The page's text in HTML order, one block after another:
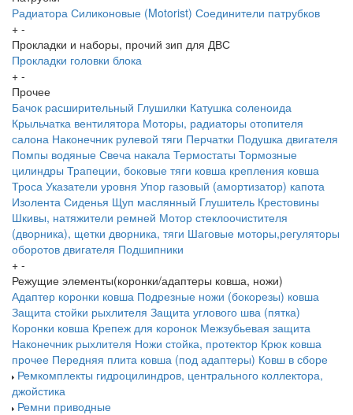
Радиатора Силиконовые (Motorist) Соединители патрубков
+ -
Прокладки и наборы, прочий зип для ДВС
Прокладки головки блока
+ -
Прочее
Бачок расширительный Глушилки Катушка соленоида
Крыльчатка вентилятора Моторы, радиаторы отопителя
салона Наконечник рулевой тяги Перчатки Подушка двигателя
Помпы водяные Свеча накала Термостаты Тормозные
цилиндры Трапеции, боковые тяги ковша крепления ковша
Троса Указатели уровня Упор газовый (амортизатор) капота
Изолента Сиденья Щуп маслянный Глушитель Крестовины
Шкивы, натяжители ремней Мотор стеклоочистителя
(дворника), щетки дворника, тяги Шаговые моторы,регуляторы
оборотов двигателя Подшипники
+ -
Режущие элементы(коронки/адаптеры ковша, ножи)
Адаптер коронки ковша Подрезные ножи (бокорезы) ковша
Защита стойки рыхлителя Защита углового шва (пятка)
Коронки ковша Крепеж для коронок Межзубьевая защита
Наконечник рыхлителя Ножи стойка, протектор Крюк ковша
прочее Передняя плита ковша (под адаптеры) Ковш в сборе
Ремкомплекты гидроцилиндров, центрального коллектора,
джойстика
Ремни приводные